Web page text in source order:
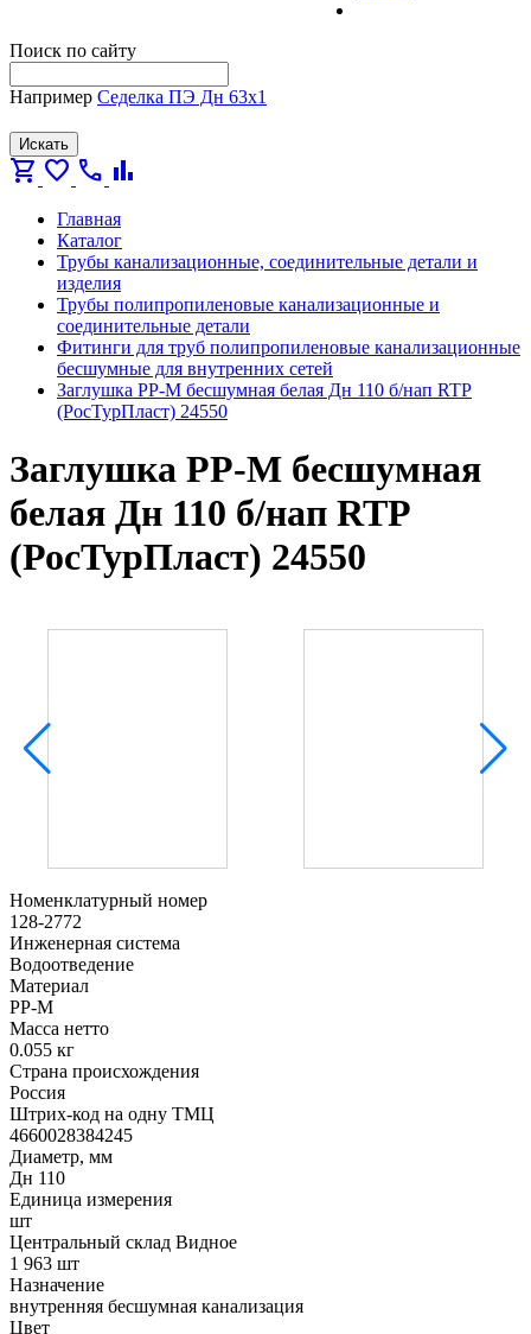
Поиск по сайту
Например Седелка ПЭ Дн 63х1
Искать
shopping_cart favorite call bar_chart
Главная
Каталог
Трубы канализационные, соединительные детали и
изделия
Трубы полипропиленовые канализационные и
соединительные детали
Фитинги для труб полипропиленовые канализационные
бесшумные для внутренних сетей
Заглушка PP-M бесшумная белая Дн 110 б/нап RTP
(РосТурПласт) 24550
Заглушка PP-M бесшумная
белая Дн 110 б/нап RTP
(РосТурПласт) 24550
Номенклатурный номер
128-2772
Инженерная система
Водоотведение
Материал
PP-M
Масса нетто
0.055 кг
Страна происхождения
Россия
Штрих-код на одну ТМЦ
4660028384245
Диаметр, мм
Дн 110
Единица измерения
шт
Центральный склад Видное
1 963 шт
Назначение
внутренняя бесшумная канализация
Цвет